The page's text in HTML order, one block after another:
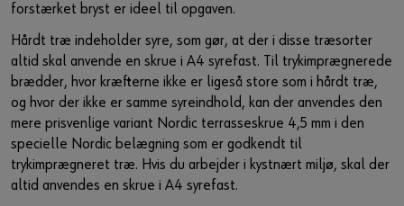
forstærket bryst er ideel til opgaven. ​
Hårdt træ indeholder syre, som gør, at der i disse træsorter
altid skal anvende en skrue i A4 syrefast. Til trykimprægnerede
brædder, hvor kræfterne ikke er ligeså store som i hårdt træ,
og hvor der ikke er samme syreindhold, kan der anvendes den
mere prisvenlige variant Nordic terrasseskrue 4,5 mm i den
specielle Nordic belægning som er godkendt til
trykimprægneret træ. Hvis du arbejder i kystnært miljø, skal der
altid anvendes en skrue i A4 syrefast. ​